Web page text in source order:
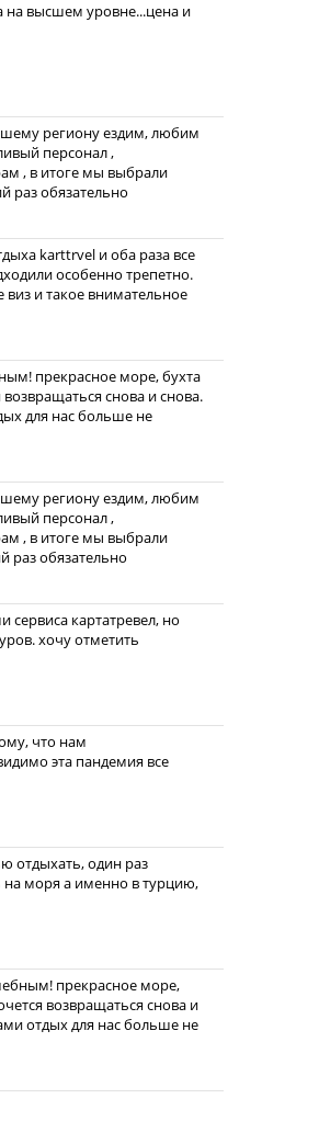
на высшем уровне...цена и
региону ездим, любим
персонал ,
, в итоге мы выбрали
раз обязательно
karttrvel и оба раза все
особенно трепетно.
и такое внимательное
прекрасное море, бухта
снова и снова.
для нас больше не
региону ездим, любим
персонал ,
, в итоге мы выбрали
раз обязательно
картатревел, но
хочу отметить
что нам
эта пандемия все
отдыхать, один раз
на моря а именно в турцию,
прекрасное море,
возвращаться снова и
отдых для нас больше не